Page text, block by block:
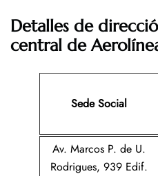
Detalles de
central de
Sede Social
Av. Marcos P. de U.
Rodrigues, 939 Edif.